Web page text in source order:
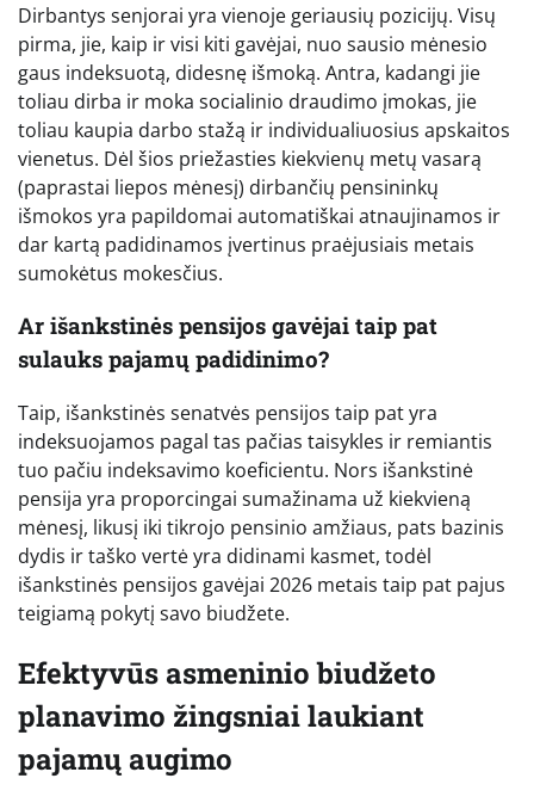
Dirbantys senjorai yra vienoje geriausių pozicijų. Visų
pirma, jie, kaip ir visi kiti gavėjai, nuo sausio mėnesio
gaus indeksuotą, didesnę išmoką. Antra, kadangi jie
toliau dirba ir moka socialinio draudimo įmokas, jie
toliau kaupia darbo stažą ir individualiuosius apskaitos
vienetus. Dėl šios priežasties kiekvienų metų vasarą
(paprastai liepos mėnesį) dirbančių pensininkų
išmokos yra papildomai automatiškai atnaujinamos ir
dar kartą padidinamos įvertinus praėjusiais metais
sumokėtus mokesčius.
Ar išankstinės pensijos gavėjai taip pat
sulauks pajamų padidinimo?
Taip, išankstinės senatvės pensijos taip pat yra
indeksuojamos pagal tas pačias taisykles ir remiantis
tuo pačiu indeksavimo koeficientu. Nors išankstinė
pensija yra proporcingai sumažinama už kiekvieną
mėnesį, likusį iki tikrojo pensinio amžiaus, pats bazinis
dydis ir taško vertė yra didinami kasmet, todėl
išankstinės pensijos gavėjai 2026 metais taip pat pajus
teigiamą pokytį savo biudžete.
Efektyvūs asmeninio biudžeto
planavimo žingsniai laukiant
pajamų augimo